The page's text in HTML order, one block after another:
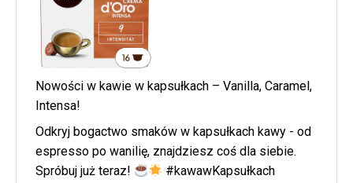
Nowości w kawie w kapsułkach – Vanilla, Caramel,
Intensa!
Odkryj bogactwo smaków w kapsułkach kawy - od
espresso po wanilię, znajdziesz coś dla siebie.
Spróbuj już teraz!
#kawawKapsułkach